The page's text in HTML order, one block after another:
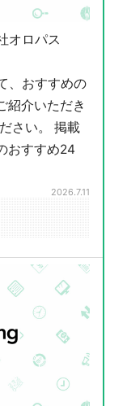
オロパス
、おすすめの
紹介いただき
さい。 掲載
おすすめ24
2026.7.11